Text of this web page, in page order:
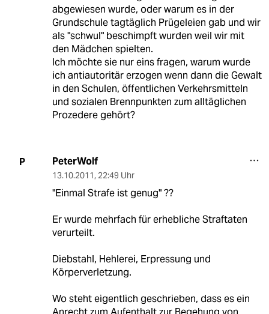
abgewiesen wurde, oder warum es in der
Grundschule tagtäglich Prügeleien gab und wir
als "schwul" beschimpft wurden weil wir mit
den Mädchen spielten.
Ich möchte sie nur eins fragen, warum wurde
ich antiautoritär erzogen wenn dann die Gewalt
in den Schulen, öffentlichen Verkehrsmitteln
und sozialen Brennpunkten zum alltäglichen
Prozedere gehört?
P PeterWolf
13.10.2011, 22:49 Uhr
"Einmal Strafe ist genug" ??
Er wurde mehrfach für erhebliche Straftaten
verurteilt.
Diebstahl, Hehlerei, Erpressung und
Körperverletzung.
Wo steht eigentlich geschrieben, dass es ein